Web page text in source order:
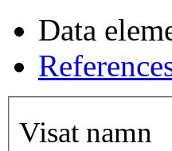
Data
Visat namn